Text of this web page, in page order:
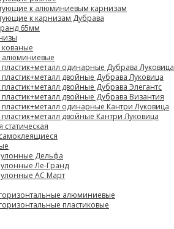
к алюминиевым карнизам
к карнизам Дубрава
65мм
алюминиевые
одинарные Дубрава Луковица
двойные Дубрава Луковица
двойные Дубрава Элегантс
двойные Дубрава Византия
одинарные Кантри Луковица
двойные Кантри Луковица
Дельфа
Ле-Гранд
АС Март
алюминиевые
пластиковые